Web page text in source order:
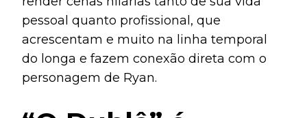
pessoal quanto profissional, que
acrescentam e muito na linha temporal
do longa e fazem conexão direta com o
personagem de Ryan.